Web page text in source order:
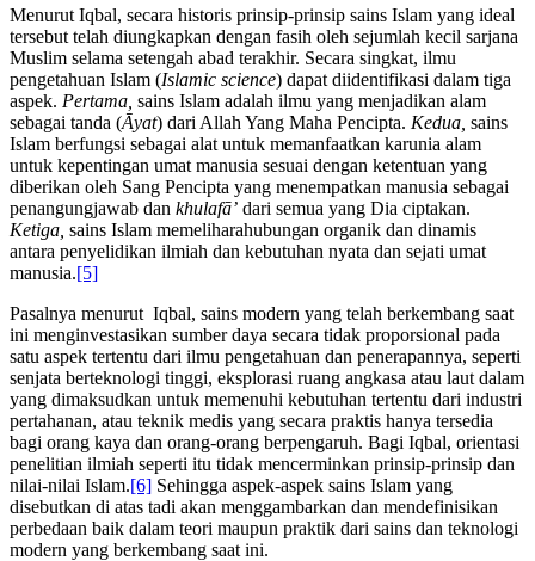
Menurut Iqbal, secara historis prinsip-prinsip sains Islam yang ideal
tersebut telah diungkapkan dengan fasih oleh sejumlah kecil sarjana
Muslim selama setengah abad terakhir. Secara singkat, ilmu
pengetahuan Islam (Islamic science) dapat diidentifikasi dalam tiga
aspek. Pertama, sains Islam adalah ilmu yang menjadikan alam
sebagai tanda (Āyat) dari Allah Yang Maha Pencipta. Kedua, sains
Islam berfungsi sebagai alat untuk memanfaatkan karunia alam
untuk kepentingan umat manusia sesuai dengan ketentuan yang
diberikan oleh Sang Pencipta yang menempatkan manusia sebagai
penangungjawab dan khulafā’ dari semua yang Dia ciptakan.
Ketiga, sains Islam memeliharahubungan organik dan dinamis
antara penyelidikan ilmiah dan kebutuhan nyata dan sejati umat
manusia.[5]
Pasalnya menurut Iqbal, sains modern yang telah berkembang saat
ini menginvestasikan sumber daya secara tidak proporsional pada
satu aspek tertentu dari ilmu pengetahuan dan penerapannya, seperti
senjata berteknologi tinggi, eksplorasi ruang angkasa atau laut dalam
yang dimaksudkan untuk memenuhi kebutuhan tertentu dari industri
pertahanan, atau teknik medis yang secara praktis hanya tersedia
bagi orang kaya dan orang-orang berpengaruh. Bagi Iqbal, orientasi
penelitian ilmiah seperti itu tidak mencerminkan prinsip-prinsip dan
nilai-nilai Islam.[6] Sehingga aspek-aspek sains Islam yang
disebutkan di atas tadi akan menggambarkan dan mendefinisikan
perbedaan baik dalam teori maupun praktik dari sains dan teknologi
modern yang berkembang saat ini.